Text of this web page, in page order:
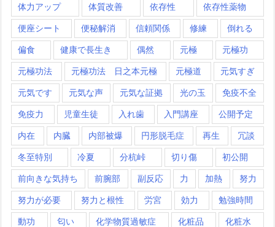
体力アップ 体質改善 依存性 依存性薬物
便座シート 便秘解消 信頼関係 修練 倒れる
偏食 健康で長生き 偶然 元極 元極功
元極功法 元極功法 日之本元極 元極道 元気すぎ
元気です 元気な声 元気な証拠 光の玉 免疫不全
免疫力 児童生徒 入れ歯 入門講座 公開予定
内在 内臓 内部被爆 円形脱毛症 再生 冗談
冬至特別 冷夏 分杭峠 切り傷 初公開
前向きな気持ち 前腕部 副反応 力 加熱 努力
努力が必要 努力と根性 労宮 効力 勉強時間
動功 匂い 化学物質過敏症 化粧品 化粧水